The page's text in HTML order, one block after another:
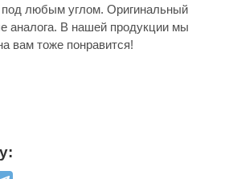
под любым углом. Оригинальный
аналога. В нашей продукции мы
вам тоже понравится!